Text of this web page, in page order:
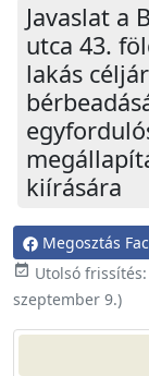
Javaslat a
utca 43.
lakás
kiírására
Megosztás
event_available Utolsó frissítés:
szeptember 9.)